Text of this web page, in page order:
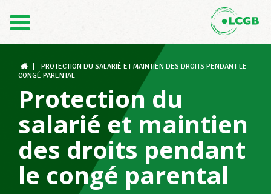
DE
Le LCGB
Structures syndicales
PROTECTION DU SALARIÉ ET MAINTIEN DES DROITS PENDANT LE
CONGÉ PARENTAL
Protection du
salarié et maintien
des droits pendant
le congé parental